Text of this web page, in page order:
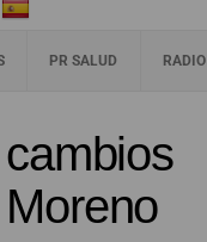
PR SALUD RADIO